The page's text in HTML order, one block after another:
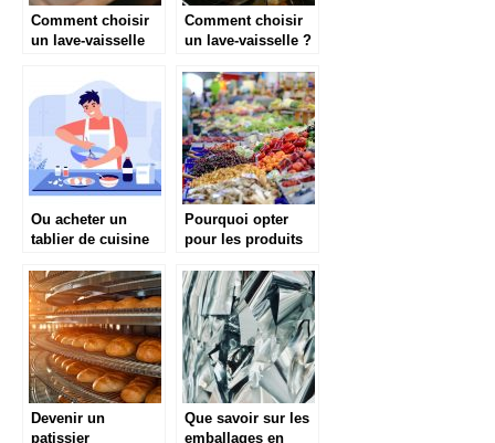
Comment choisir
un lave-vaisselle
Comment choisir
un lave-vaisselle ?
Ou acheter un
tablier de cuisine
Pourquoi opter
pour les produits
Devenir un
patissier
Que savoir sur les
emballages en